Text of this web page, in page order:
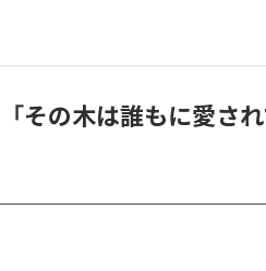
その木は誰もに愛さ